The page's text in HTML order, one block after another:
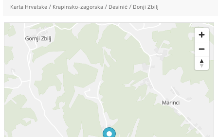
Karta Hrvatske/ Krapinsko-zagorska/ Desinić/ Donji Zbilj